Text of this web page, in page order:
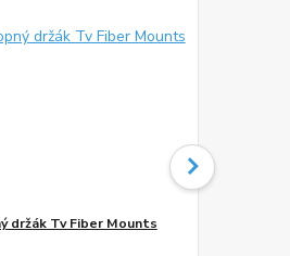
držák Tv Fiber Mounts